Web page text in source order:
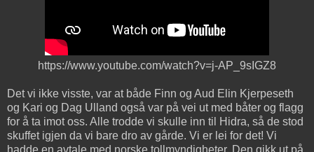
https://www.youtube.com/watch?v=j-AP_9sIGZ8
Det vi ikke visste, var at både Finn og Aud Elin Kjerpeseth
og Kari og Dag Ulland også var på vei ut med båter og flagg
for å ta imot oss. Alle trodde vi skulle inn til Hidra, så de stod
skuffet igjen da vi bare dro av gårde. Vi er lei for det! Vi
hadde en avtale med norske tollmyndigheter. Den gikk ut på